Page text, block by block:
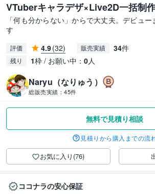
VTuberキャラデザ×Live2D一括制
「何も分からない」からで大丈夫。デビュ
す
評価 4.9(32) 販売実績 34件
残り 1枠 / お願い中： 0人
Naryu（なりゅう）
総販売実績： 45件
無料で見積り相談
見積りから購入までの流
お気に入り(76)
ココナラの安心保証